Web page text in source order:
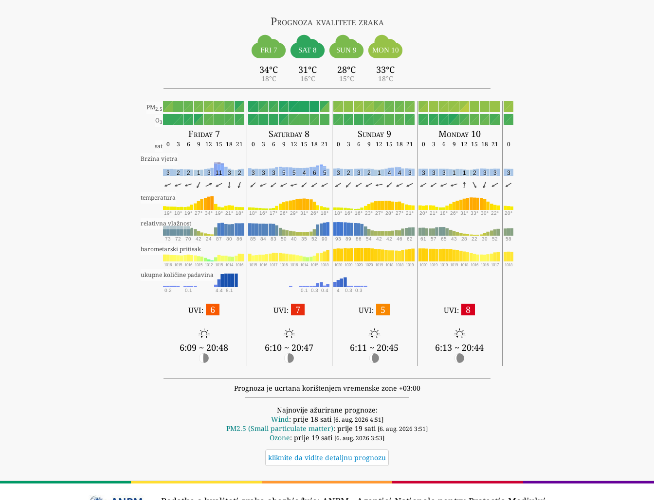
Prognoza kvalitete zraka
FRI 7
34°C
18°C
SAT 8
31°C
16°C
SUN 9
28°C
15°C
MON 10
33°C
18°C
PM2.5
O3
Friday 7 Saturday 8 Sunday 9 Monday 10
sat 0 3 6 9 12 15 18 21 0 3 6 9 12 15 18 21 0 3 6 9 12 15 18 21 0 3 6 9 12 15 18 21
0
Brzina vjetra
3 2 2 1 3 11 3 2 3 3 3 5 5 4 6 5 3 2 3 2 1 4 4 3 3 3 3 1 1 2 3 3 3
temperatura
19° 18° 19° 27° 34° 19° 21° 18° 18° 16° 17° 26° 29° 31° 26° 18° 18° 16° 16° 23° 27° 28° 27° 21° 20° 21° 18° 26° 31° 33° 30° 22° 20°
relativna vlažnost
73 72 70 42 24 87 80 86 85 84 83 50 40 35 52 90 93 89 86 54 42 42 46 62 61 57 65 43 28 22 30 52 58
barometarski pritisak
1016 1015 1016 1015 1012 1015 1014 1016 1015 1016 1017 1016 1016 1014 1015 1018 1020 1020 1020 1020 1019 1018 1018 1019 1020 1019 1019 1019 1018 1016 1016 1017 1018
ukupne količine padavina
0.2 0.1 4.4 8.1 0.1 0.3 0.4 4 0.3 0.3
UVI: 6
6:09 ~ 20:48
UVI: 7
6:10 ~ 20:47
UVI: 5
6:11 ~ 20:45
UVI: 8
6:13 ~ 20:44
Prognoza je ucrtana korištenjem vremenske zone +03:00
Najnovije ažurirane prognoze:
Wind: prije 18 sati [6. aug. 2026 4:51]
PM2.5 (Small particulate matter): prije 19 sati [6. aug. 2026 3:51]
Ozone: prije 19 sati [6. aug. 2026 3:53]
kliknite da vidite detaljnu prognozu